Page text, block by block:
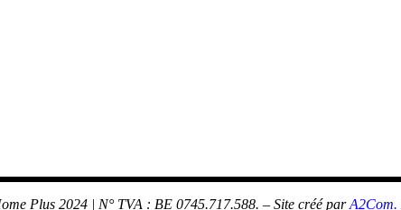
Plus 2024 | N° TVA : BE 0745.717.588. – Site créé parA2Com.